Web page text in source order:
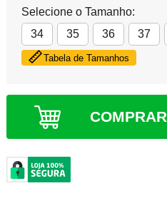
Selecione o Tamanho:
34
35 36 37
Tabela de Tamanhos
COMPRAR